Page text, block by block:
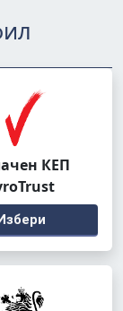
КЕП
Избери